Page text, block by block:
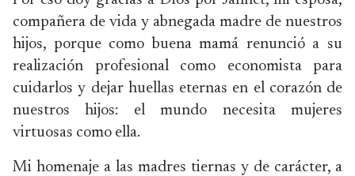
compañera de vida y abnegada madre de nuestros
hijos, porque como buena mamá renunció a su
realización profesional como economista para
cuidarlos y dejar huellas eternas en el corazón de
nuestros hijos: el mundo necesita mujeres
virtuosas como ella.
Mi homenaje a las madres tiernas y de carácter, a